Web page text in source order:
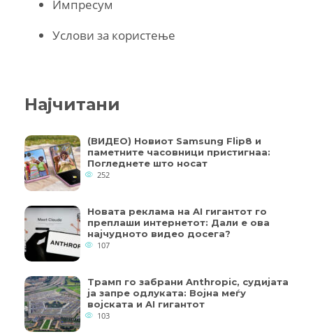
Импресум
Услови за користење
Најчитани
(ВИДЕО) Новиот Samsung Flip8 и
паметните часовници пристигнаа:
Погледнете што носат
252
Новата реклама на AI гигантот го
преплаши интернетот: Дали е ова
најчудното видео досега?
107
Трамп го забрани Anthropic, судијата
ја запре одлуката: Војна меѓу
војската и AI гигантот
103